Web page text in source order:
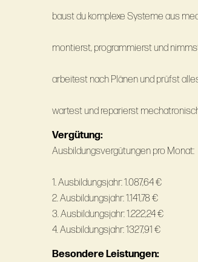
baust du komplexe Systeme aus
montierst, programmierst und
arbeitest nach Plänen und prüfst
wartest und reparierst
Vergütung:
Ausbildungsvergütungen pro Monat:
1. Ausbildungsjahr: 1.087,64 €
2. Ausbildungsjahr: 1.141,78 €
3. Ausbildungsjahr: 1.222,24 €
4. Ausbildungsjahr: 1327,91 €
Besondere Leistungen: